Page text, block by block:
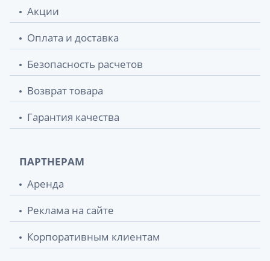
Акции
Оплата и доставка
Безопасность расчетов
Возврат товара
Гарантия качества
ПАРТНЕРАМ
Аренда
Реклама на сайте
Корпоративным клиентам